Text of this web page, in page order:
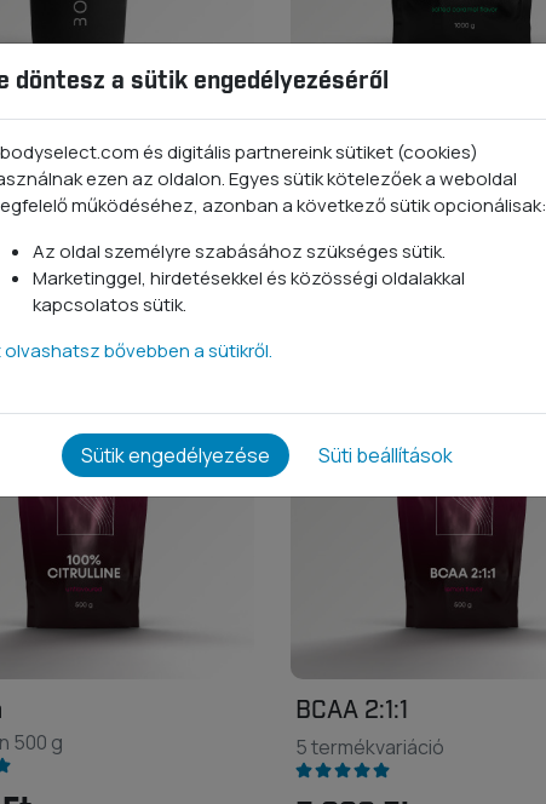
SmartShake Vegán fehérje
7 termékvariáció
8 490 Ft -tól
500 g
BCAA 2:1:1
5 termékvariáció
döntesz a sütik engedélyezéséről
és digitális partnereink sütiket (cookies)
ezen az oldalon. Egyes sütik kötelezőek a weboldal
működéséhez, azonban a következő sütik opcionálisak:
Az oldal személyre szabásához szükséges sütik.
Marketinggel, hirdetésekkel és közösségi oldalakkal
kapcsolatos sütik.
olvashatsz bővebben a sütikről.
Sütik engedélyezése Süti beállítások